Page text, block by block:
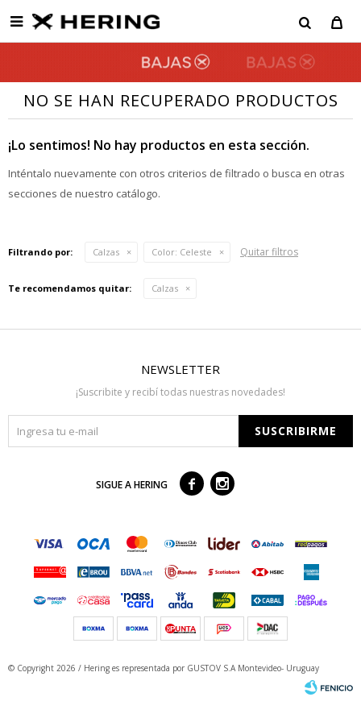

NO SE HAN RECUPERADO PRODUCTOS
¡Lo sentimos! No hay productos en esta sección.
Inténtalo nuevamente con otros criterios de filtrado o busca en otras
secciones de nuestro catálogo.
Filtrando por: Calzas Color: Celeste Quitar filtros
Te recomendamos quitar: Calzas
NEWSLETTER
¡Suscribite y recibí todas nuestras novedades!
SUSCRIBIRME
SIGUE A HERING  
© Copyright 2026 / Hering es representada por GUSTOV S.A Montevideo- Uruguay